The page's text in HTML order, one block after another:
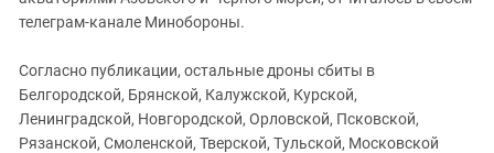
СКФО
Ставропольский край
Чечня
Южная Осетия
телеграм-канале Минобороны.
Согласно публикации, остальные дроны сбиты в
Белгородской, Брянской, Калужской, Курской,
Ленинградской, Новгородской, Орловской, Псковской,
Рязанской, Смоленской, Тверской, Тульской, Московской